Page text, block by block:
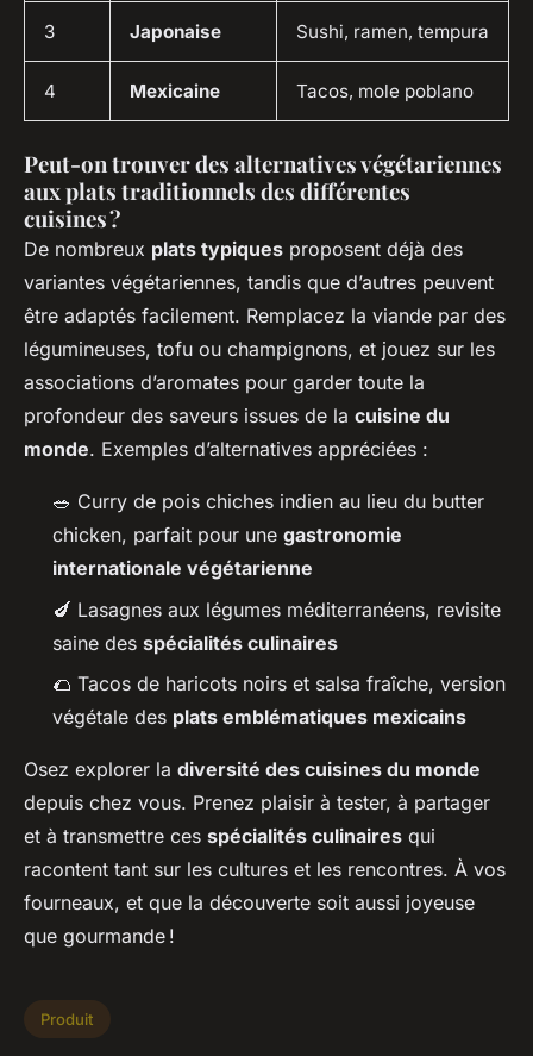
3 Japonaise Sushi, ramen, tempura
4 Mexicaine Tacos, mole poblano
Peut-on trouver des alternatives végétariennes
aux plats traditionnels des différentes
cuisines ?
De nombreux plats typiques proposent déjà des
variantes végétariennes, tandis que d’autres peuvent
être adaptés facilement. Remplacez la viande par des
légumineuses, tofu ou champignons, et jouez sur les
associations d’aromates pour garder toute la
profondeur des saveurs issues de la cuisine du
monde. Exemples d’alternatives appréciées :
🥗 Curry de pois chiches indien au lieu du butter
chicken, parfait pour une gastronomie
internationale végétarienne
🍆 Lasagnes aux légumes méditerranéens, revisite
saine des spécialités culinaires
🌮 Tacos de haricots noirs et salsa fraîche, version
végétale des plats emblématiques mexicains
Osez explorer la diversité des cuisines du monde
depuis chez vous. Prenez plaisir à tester, à partager
et à transmettre ces spécialités culinaires qui
racontent tant sur les cultures et les rencontres. À vos
fourneaux, et que la découverte soit aussi joyeuse
que gourmande !
Produit